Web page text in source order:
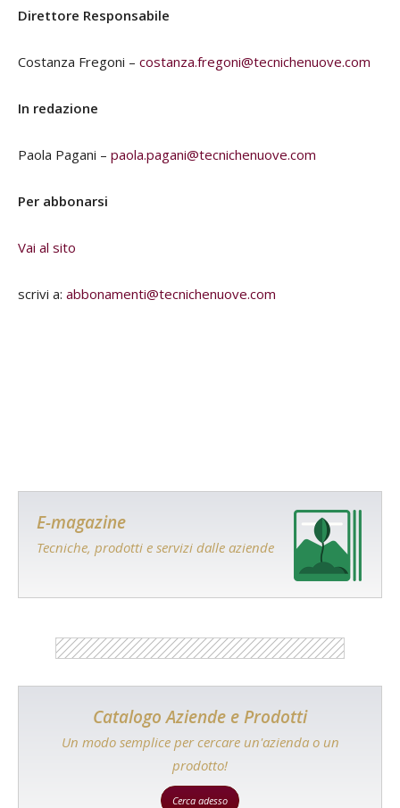
Direttore Responsabile
Costanza Fregoni – costanza.fregoni@tecnichenuove.com
In redazione
Paola Pagani – paola.pagani@tecnichenuove.com
Per abbonarsi
Vai al sito
scrivi a: abbonamenti@tecnichenuove.com
E-magazine
Tecniche, prodotti e servizi dalle aziende
Catalogo Aziende e Prodotti
Un modo semplice per cercare un'azienda o un
prodotto!
Cerca adesso